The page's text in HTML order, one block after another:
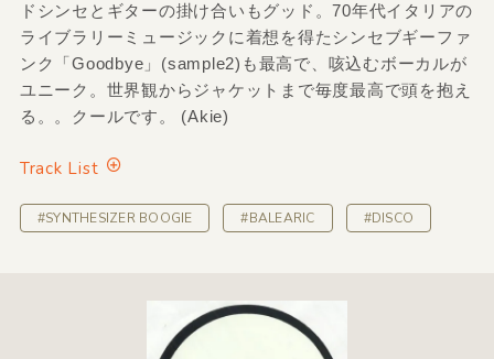
ドシンセとギターの掛け合いもグッド。70年代イタリアの
ライブラリーミュージックに着想を得たシンセブギーファ
ンク「Goodbye」(sample2)も最高で、咳込むボーカルが
ユニーク。世界観からジャケットまで毎度最高で頭を抱え
る。。クールです。 (Akie)
Track List
#SYNTHESIZER BOOGIE #BALEARIC #DISCO